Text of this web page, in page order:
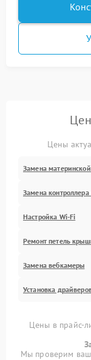
Цены
Замена
Замена
Настройка Wi-Fi
Ремонт петель
Замена вебкамеры
Установка
Цены в прайс-
Мы проверим